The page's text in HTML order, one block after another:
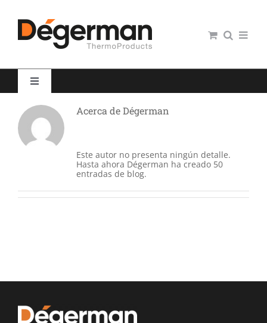
contenido
Toggle
Restauración colectiva
Panaderías y Pastelerías
Food Service y Vending
Acerca deDégerman
Este autor no presenta ningún detalle.
Hasta ahora Dégerman ha creado 50
entradas de blog.